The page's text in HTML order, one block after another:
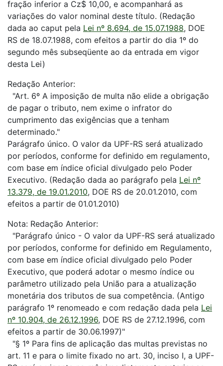
fração inferior a Cz$ 10,00, e acompanhará as
variações do valor nominal deste título. (Redação
dada ao caput pela Lei nº 8.694, de 15.07.1988, DOE
RS de 18.07.1988, com efeitos a partir do dia 1º do
segundo mês subseqüente ao da entrada em vigor
desta Lei)
Redação Anterior:
"Art. 6º A imposição de multa não elide a obrigação
de pagar o tributo, nem exime o infrator do
cumprimento das exigências que a tenham
determinado."
Parágrafo único. O valor da UPF-RS será atualizado
por períodos, conforme for definido em regulamento,
com base em índice oficial divulgado pelo Poder
Executivo. (Redação dada ao parágrafo pela Lei nº
13.379, de 19.01.2010, DOE RS de 20.01.2010, com
efeitos a partir de 01.01.2010)
Nota: Redação Anterior:
"Parágrafo único - O valor da UPF-RS será atualizado
por períodos, conforme for definido em Regulamento,
com base em índice oficial divulgado pelo Poder
Executivo, que poderá adotar o mesmo índice ou
parâmetro utilizado pela União para a atualização
monetária dos tributos de sua competência. (Antigo
parágrafo 1º renomeado e com redação dada pela Lei
nº 10.904, de 26.12.1996, DOE RS de 27.12.1996, com
efeitos a partir de 30.06.1997)"
"§ 1º Para fins de aplicação das multas previstas no
art. 11 e para o limite fixado no art. 30, inciso I, a UPF-